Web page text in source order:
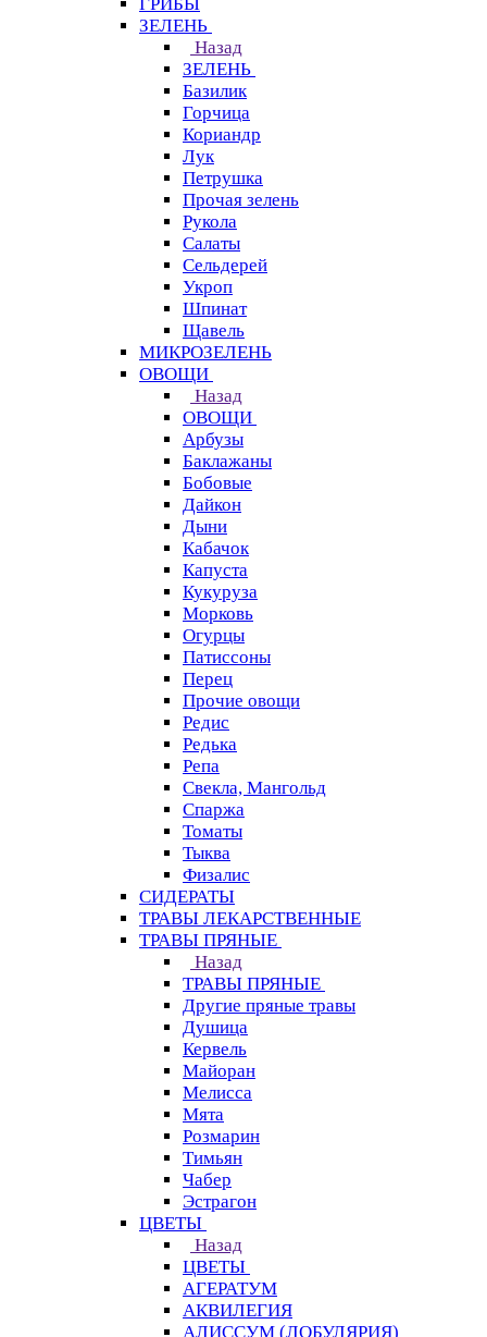
ЗЕЛЕНЬ
Назад
ЗЕЛЕНЬ
Базилик
Горчица
Кориандр
Лук
Петрушка
Прочая зелень
Рукола
Салаты
Сельдерей
Укроп
Шпинат
Щавель
МИКРОЗЕЛЕНЬ
ОВОЩИ
Назад
ОВОЩИ
Арбузы
Баклажаны
Бобовые
Дайкон
Дыни
Кабачок
Капуста
Кукуруза
Морковь
Огурцы
Патиссоны
Перец
Прочие овощи
Редис
Редька
Репа
Свекла, Мангольд
Спаржа
Томаты
Тыква
Физалис
СИДЕРАТЫ
ТРАВЫ ЛЕКАРСТВЕННЫЕ
ТРАВЫ ПРЯНЫЕ
Назад
ТРАВЫ ПРЯНЫЕ
Другие пряные травы
Душица
Кервель
Майоран
Мелисса
Мята
Розмарин
Тимьян
Чабер
Эстрагон
ЦВЕТЫ
Назад
ЦВЕТЫ
АГЕРАТУМ
АКВИЛЕГИЯ
АЛИССУМ (ЛОБУЛЯРИЯ)